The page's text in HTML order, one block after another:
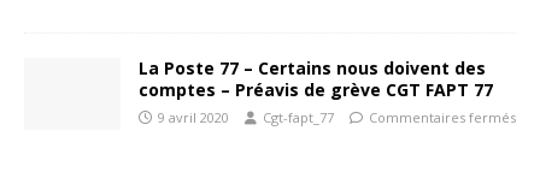
La Poste 77 – Certains nous doivent des
comptes – Préavis de grève CGT FAPT 77
9 avril 2020 Cgt-fapt_77 Commentaires fermés